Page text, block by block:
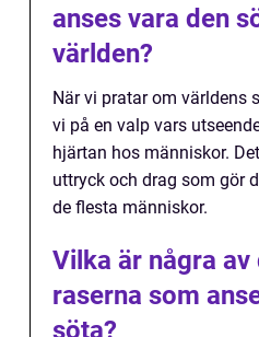
anses vara den
världen?
När vi pratar om världens
vi på en valp vars
hjärtan hos människor.
uttryck och drag som gör
de flesta människor.
Vilka är några av
raserna som
söta?